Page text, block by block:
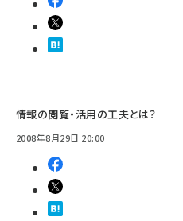
情報の閲覧・活用の工夫とは？
2008年8月29日 20:00